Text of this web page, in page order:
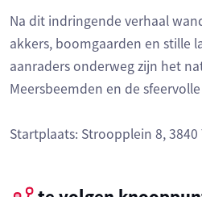
Na dit indringende verhaal
akkers, boomgaarden en stille
aanraders onderweg zijn het
Meersbeemden en de
Startplaats: Stroopplein 8,